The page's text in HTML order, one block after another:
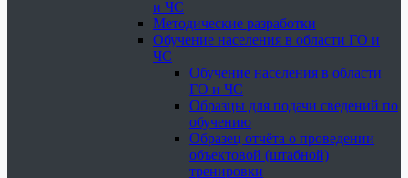
и ЧС
Методические разработки
Обучение населения в области ГО и
ЧС
Обучение населения в области
ГО и ЧС
Образцы для подачи сведений по
обучению
Образец отчёта о проведении
объектовой (штабной)
тренировки